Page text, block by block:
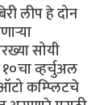
लीप हे दोन
सोयी
व्हर्चुअल
कम्प्लिटचे